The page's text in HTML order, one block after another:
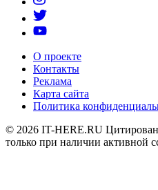
О проекте
Контакты
Реклама
Карта сайта
Политика
© 2026 IT-HERE.RU
только при наличии активной